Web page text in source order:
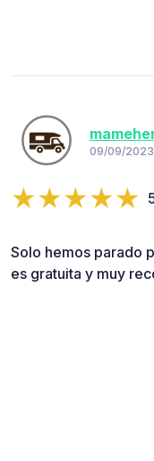
09/09/2023
Solo hemos parado
es gratuita y muy